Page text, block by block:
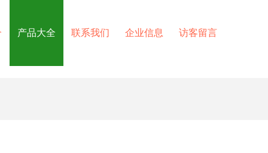
产品大全 联系我们 企业信息 访客留言